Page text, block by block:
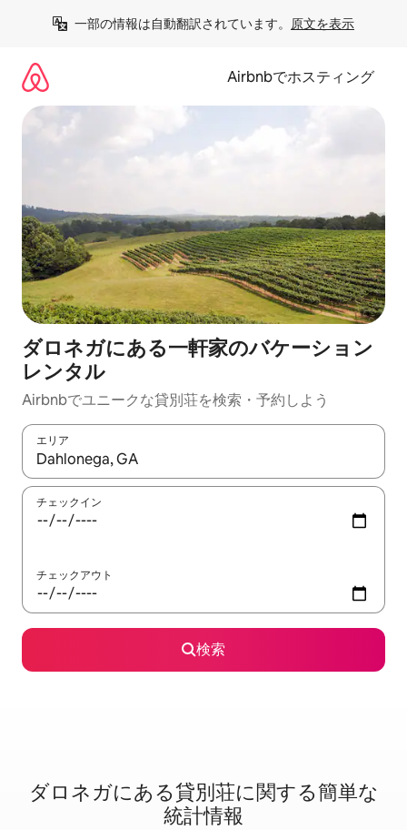
一部の情報は自動翻訳されています。 原文を表示
Airbnbでホスティング
ダロネガにある一軒家のバケーション
レンタル
Airbnbでユニークな貸別荘を検索・予約しよう
エリア
検索結果が表示されたら、上下の矢印キーを使って移動するか
チェックイン
チェックアウト
検索
ダロネガに⁠あ⁠る貸⁠別⁠荘⁠に関⁠す⁠る簡⁠単⁠な
統⁠計⁠情⁠報